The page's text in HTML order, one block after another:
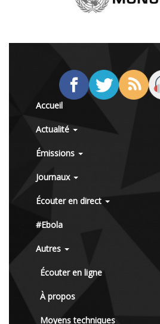
Accueil
Actualité
Émissions
Journaux
Écouter en direct
#Ebola
Autres
Écouter en ligne
À propos
Moyens techniques